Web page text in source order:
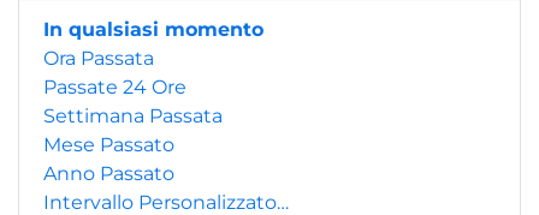
In qualsiasi momento
Ora Passata
Passate 24 Ore
Settimana Passata
Mese Passato
Anno Passato
Intervallo Personalizzato…